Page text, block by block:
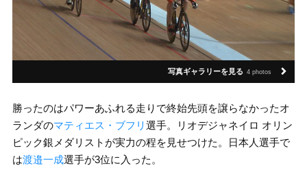
写真ギャラリーを見る 4 photos
勝ったのはパワーあふれる走りで終始先頭を譲らなかったオ
ランダのマティエス・ブフリ 選手。リオデジャネイロ オリン
ピック銀メダリストが実力の程を見せつけた。日本人選手で
は渡邉一成選手が3位に入った。